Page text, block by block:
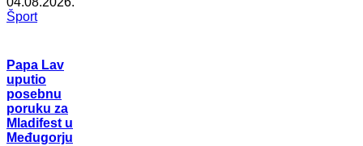
Šport
Papa Lav
uputio
posebnu
poruku za
Mladifest u
Međugorju